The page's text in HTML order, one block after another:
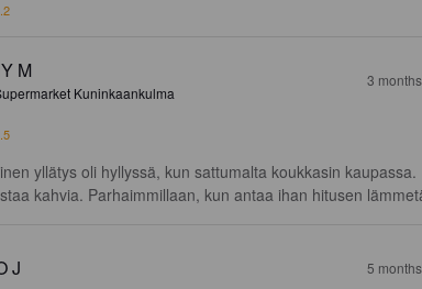
M
Kuninkaankulma
3
yllätys oli hyllyssä, kun sattumalta koukkasin kaupassa.
kahvia. Parhaimmillaan, kun antaa ihan hitusen
J 5